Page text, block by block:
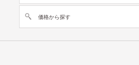
価格から探す